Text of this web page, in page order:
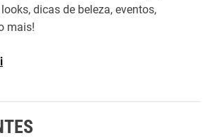
dicas de beleza, eventos,
mais!